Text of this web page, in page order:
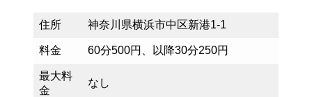
住所 神奈川県横浜市中区新港1-1
料金 60分500円、以降30分250円
最大料
金
なし